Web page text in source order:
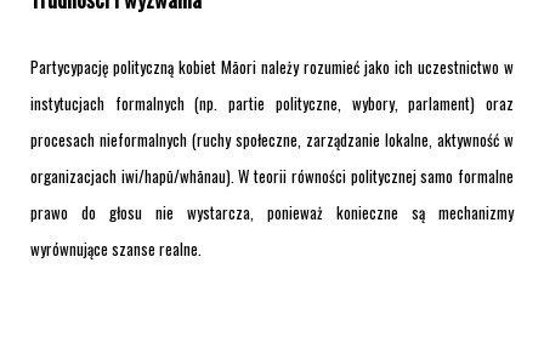
Partycypację polityczną kobiet Māori należy rozumieć jako ich uczestnictwo w
instytucjach formalnych (np. partie polityczne, wybory, parlament) oraz
procesach nieformalnych (ruchy społeczne, zarządzanie lokalne, aktywność w
organizacjach iwi/hapū/whānau). W teorii równości politycznej samo formalne
prawo do głosu nie wystarcza, ponieważ konieczne są mechanizmy
wyrównujące szanse realne.